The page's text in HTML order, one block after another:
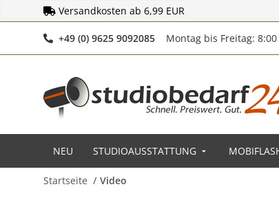
Versandkosten ab 6,99 EUR
+49 (0) 9625 9092085Telefonnummer
Montag bis Freitag:
NEU STUDIOAUSSTATTUNG
Startseite Video